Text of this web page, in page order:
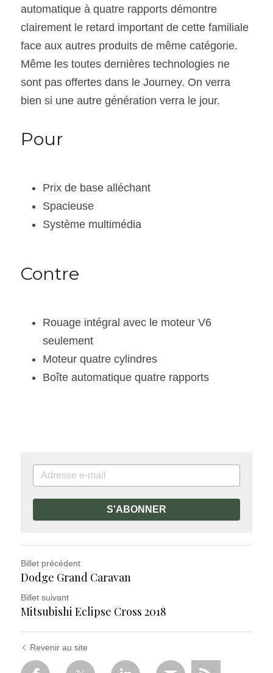
automatique à quatre rapports démontre
clairement le retard important de cette familiale
face aux autres produits de même catégorie.
Même les toutes dernières technologies ne
sont pas offertes dans le Journey. On verra
bien si une autre génération verra le jour.
Pour
Prix de base alléchant
Spacieuse
Système multimédia
Contre
Rouage intégral avec le moteur V6
seulement
Moteur quatre cylindres
Boîte automatique quatre rapports
S'ABONNER
Billet précédent
Dodge Grand Caravan
Billet suivant
Mitsubishi Eclipse Cross 2018
Revenir au site